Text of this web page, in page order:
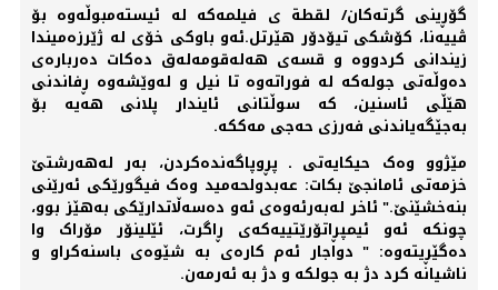
گۆڕینی گرتەکان/ لقطة ی فیلمەکە لە ئیستەمبوڵەوە بۆ
ڤییەنا، کۆشکی تیۆدۆر ھێرتل.ئەو باوکی خۆی لە ژێرزەمیندا
زیندانی کردووە و قسەی هەلەقومەلەق دەکات دەربارەی
دەوڵەتی جولەکە لە فوراتەوە تا نیل و لەوێشەوە ڕفاندنی
ھێڵی ئاسنین، کە سوڵتانی ئایندار پلانی هەیە بۆ
بەجێگەیاندنی فەرزی حەجی مەککە.
مێژوو وەک حیکایەتی ـ پڕوپاگەندەکردن، بەر لەھەرشتێ
خزمەتی ئامانجێ بکات: عەبدولحەمید وەک فیگورێکی ئەرێنی
بنەخشێنێ." ئاخر لەبەرئەوەی ئەو دەسەڵاتدارێکی بەھێز بوو،
چونکە ئەو ئیمپڕاتۆرێتییەکەی ڕاگرت، ئێلینۆر مۆراک وا
دەگێڕیتەوە: " دواجار ئەم کارەی بە شێوەی باسنەکراو و
ناشیانە کرد دژ بە جولکە و دژ بە ئەرمەن.